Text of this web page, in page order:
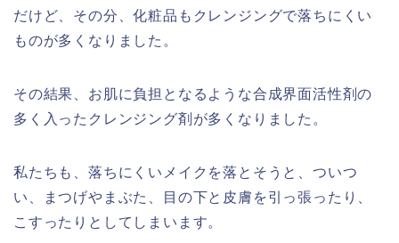
だけど、その分、化粧品もクレンジングで落ちにくい
ものが多くなりました。
その結果、お肌に負担となるような合成界面活性剤の
多く入ったクレンジング剤が多くなりました。
私たちも、落ちにくいメイクを落とそうと、ついつ
い、まつげやまぶた、目の下と皮膚を引っ張ったり、
こすったりとしてしまいます。